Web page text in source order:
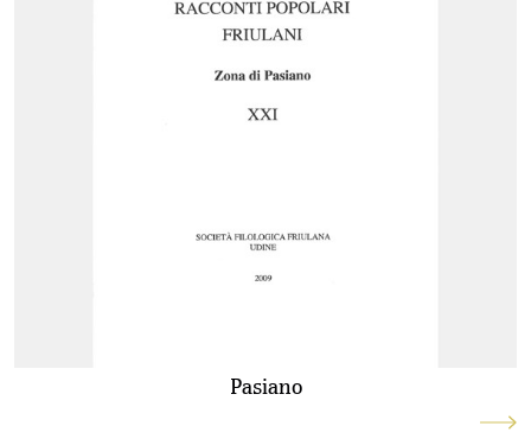
Pasiano